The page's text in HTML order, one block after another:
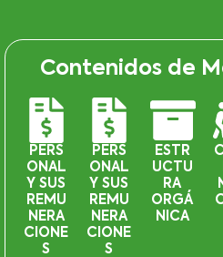
Contenidos de
PERS
ONAL
Y SUS
REMU
NERA
CIONE
S
PERS
ONAL
Y SUS
REMU
NERA
CIONE
S
ESTR
UCTU
RA
ORGÁ
NICA